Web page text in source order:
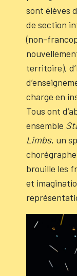
sont élèves
de section
(non-
territoire),
charge en
Tous ont
ensemble
Limbs, un
chorégraphe
brouille les
et